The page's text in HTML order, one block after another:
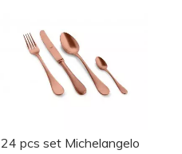
24 pcs set Michelangelo